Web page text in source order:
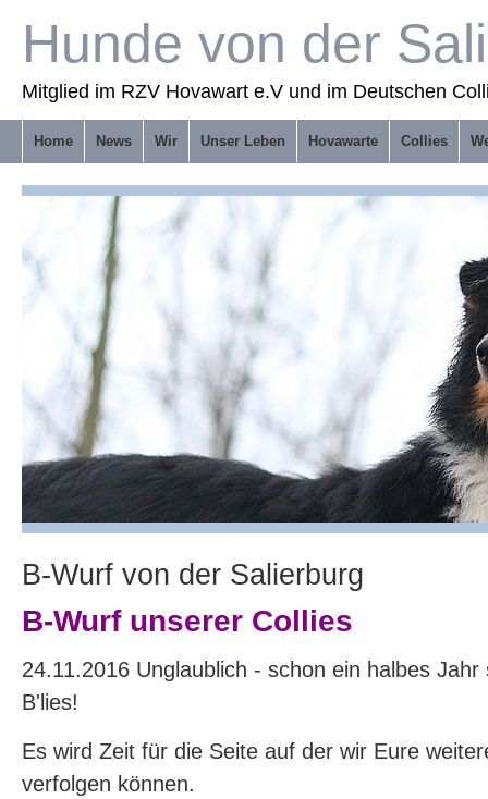
Hunde von der
Mitglied im RZV Hovawart e.V und im Deutschen
Home News Wir Unser Leben Hovawarte Collies
B-Wurf von der Salierburg
B-Wurf unserer Collies
24.11.2016 Unglaublich - schon ein halbes
B'lies!
Es wird Zeit für die Seite auf der wir Eure
verfolgen können.